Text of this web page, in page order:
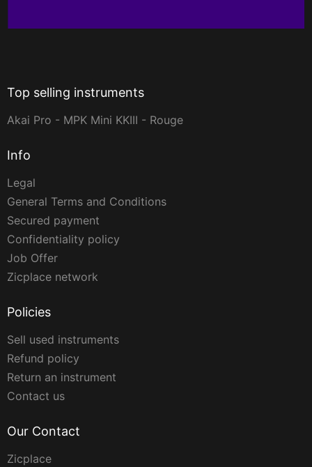
Top selling instruments
Akai Pro - MPK Mini KKIII - Rouge
Info
Legal
General Terms and Conditions
Secured payment
Confidentiality policy
Job Offer
Zicplace network
Policies
Sell used instruments
Refund policy
Return an instrument
Contact us
Our Contact
Zicplace